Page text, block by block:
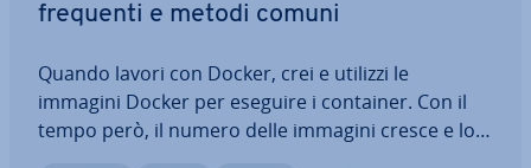
frequenti e metodi comuni
Quando lavori con Docker, crei e utilizzi le
immagini Docker per eseguire i container. Con il
tempo però, il numero delle immagini cresce e lo